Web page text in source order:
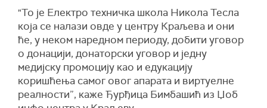
"То је Електро техничка школа Никола Тесла
која се налази овде у центру Краљева и они
ће, у неком наредном периоду, добити уговор
о донацији, донаторски уговор и једну
медијску промоцију као и едукацију
коришћења самог овог апарата и виртуелне
реалности”, каже Ђурђица Бимбашић из Џоб